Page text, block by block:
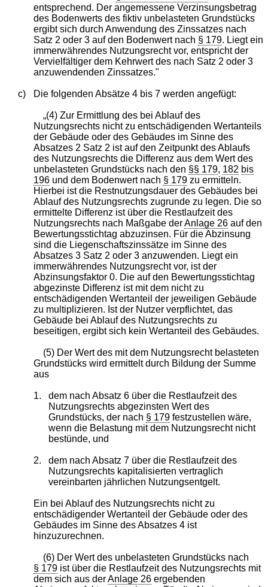
entsprechend. Der angemessene Verzinsungsbetrag
des Bodenwerts des fiktiv unbelasteten Grundstücks
ergibt sich durch Anwendung des Zinssatzes nach
Satz 2 oder 3 auf den Bodenwert nach § 179. Liegt ein
immerwährendes Nutzungsrecht vor, entspricht der
Vervielfältiger dem Kehrwert des nach Satz 2 oder 3
anzuwendenden Zinssatzes."
c) Die folgenden Absätze 4 bis 7 werden angefügt:
„(4) Zur Ermittlung des bei Ablauf des
Nutzungsrechts nicht zu entschädigenden Wertanteils
der Gebäude oder des Gebäudes im Sinne des
Absatzes 2 Satz 2 ist auf den Zeitpunkt des Ablaufs
des Nutzungsrechts die Differenz aus dem Wert des
unbelasteten Grundstücks nach den §§ 179, 182 bis
196und dem Bodenwert nach § 179zu ermitteln.
Hierbei ist die Restnutzungsdauer des Gebäudes bei
Ablauf des Nutzungsrechts zugrunde zu legen. Die so
ermittelte Differenz ist über die Restlaufzeit des
Nutzungsrechts nach Maßgabe derAnlage 26auf den
Bewertungsstichtag abzuzinsen. Für die Abzinsung
sind die Liegenschaftszinssätze im Sinne des
Absatzes 3 Satz 2 oder 3 anzuwenden. Liegt ein
immerwährendes Nutzungsrecht vor, ist der
Abzinsungsfaktor 0. Die auf den Bewertungsstichtag
abgezinste Differenz ist mit dem nicht zu
entschädigenden Wertanteil der jeweiligen Gebäude
zu multiplizieren. Ist der Nutzer verpflichtet, das
Gebäude bei Ablauf des Nutzungsrechts zu
beseitigen, ergibt sich kein Wertanteil des Gebäudes.
(5) Der Wert des mit dem Nutzungsrecht belasteten
Grundstücks wird ermittelt durch Bildung der Summe
aus
1.
dem nach Absatz 6 über die Restlaufzeit des
Nutzungsrechts abgezinsten Wert des
Grundstücks, der nach § 179 festzustellen wäre,
wenn die Belastung mit dem Nutzungsrecht nicht
bestünde, und
2.
dem nach Absatz 7 über die Restlaufzeit des
Nutzungsrechts kapitalisierten vertraglich
vereinbarten jährlichen Nutzungsentgelt.
Ein bei Ablauf des Nutzungsrechts nicht zu
entschädigender Wertanteil der Gebäude oder des
Gebäudes im Sinne des Absatzes 4 ist
hinzuzurechnen.
(6) Der Wert des unbelasteten Grundstücks nach
§ 179ist über die Restlaufzeit des Nutzungsrechts mit
dem sich aus derAnlage 26ergebenden